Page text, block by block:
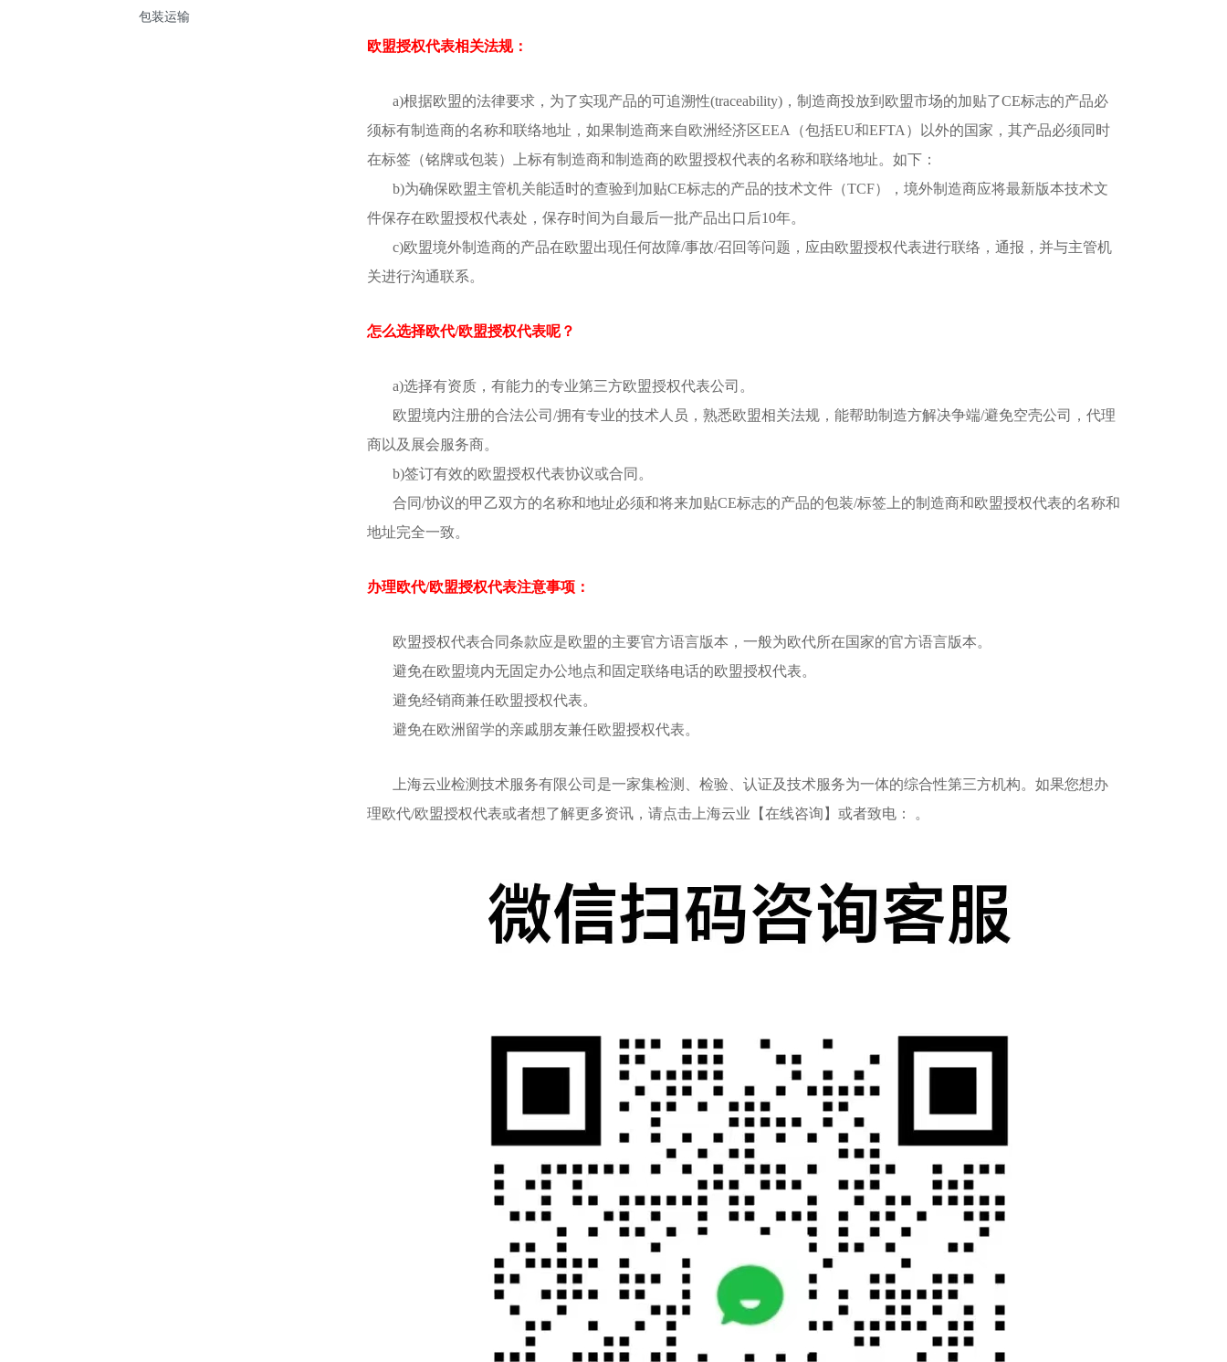
包装运输
欧盟授权代表相关法规：
a)根据欧盟的法律要求，为了实现产品的可追溯性(traceability)，制造商投放到欧盟市场的加贴了CE标志的产品必
须标有制造商的名称和联络地址，如果制造商来自欧洲经济区EEA（包括EU和EFTA）以外的国家，其产品必须同时
在标签（铭牌或包装）上标有制造商和制造商的欧盟授权代表的名称和联络地址。如下：
b)为确保欧盟主管机关能适时的查验到加贴CE标志的产品的技术文件（TCF），境外制造商应将最新版本技术文
件保存在欧盟授权代表处，保存时间为自最后一批产品出口后10年。
c)欧盟境外制造商的产品在欧盟出现任何故障/事故/召回等问题，应由欧盟授权代表进行联络，通报，并与主管机
关进行沟通联系。
怎么选择欧代/欧盟授权代表呢？
a)选择有资质，有能力的专业第三方欧盟授权代表公司。
欧盟境内注册的合法公司/拥有专业的技术人员，熟悉欧盟相关法规，能帮助制造方解决争端/避免空壳公司，代理
商以及展会服务商。
b)签订有效的欧盟授权代表协议或合同。
合同/协议的甲乙双方的名称和地址必须和将来加贴CE标志的产品的包装/标签上的制造商和欧盟授权代表的名称和
地址完全一致。
办理欧代/欧盟授权代表注意事项：
欧盟授权代表合同条款应是欧盟的主要官方语言版本，一般为欧代所在国家的官方语言版本。
避免在欧盟境内无固定办公地点和固定联络电话的欧盟授权代表。
避免经销商兼任欧盟授权代表。
避免在欧洲留学的亲戚朋友兼任欧盟授权代表。
上海云业检测技术服务有限公司是一家集检测、检验、认证及技术服务为一体的综合性第三方机构。如果您想办
理欧代/欧盟授权代表或者想了解更多资讯，请点击上海云业【在线咨询】或者致电： 。